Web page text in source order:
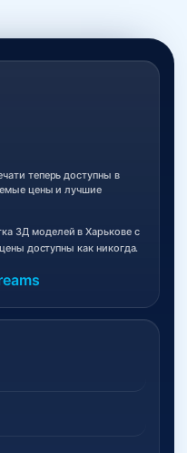
теперь доступны в
цены и лучшие
3Д моделей в Харькове с
доступны как никогда.